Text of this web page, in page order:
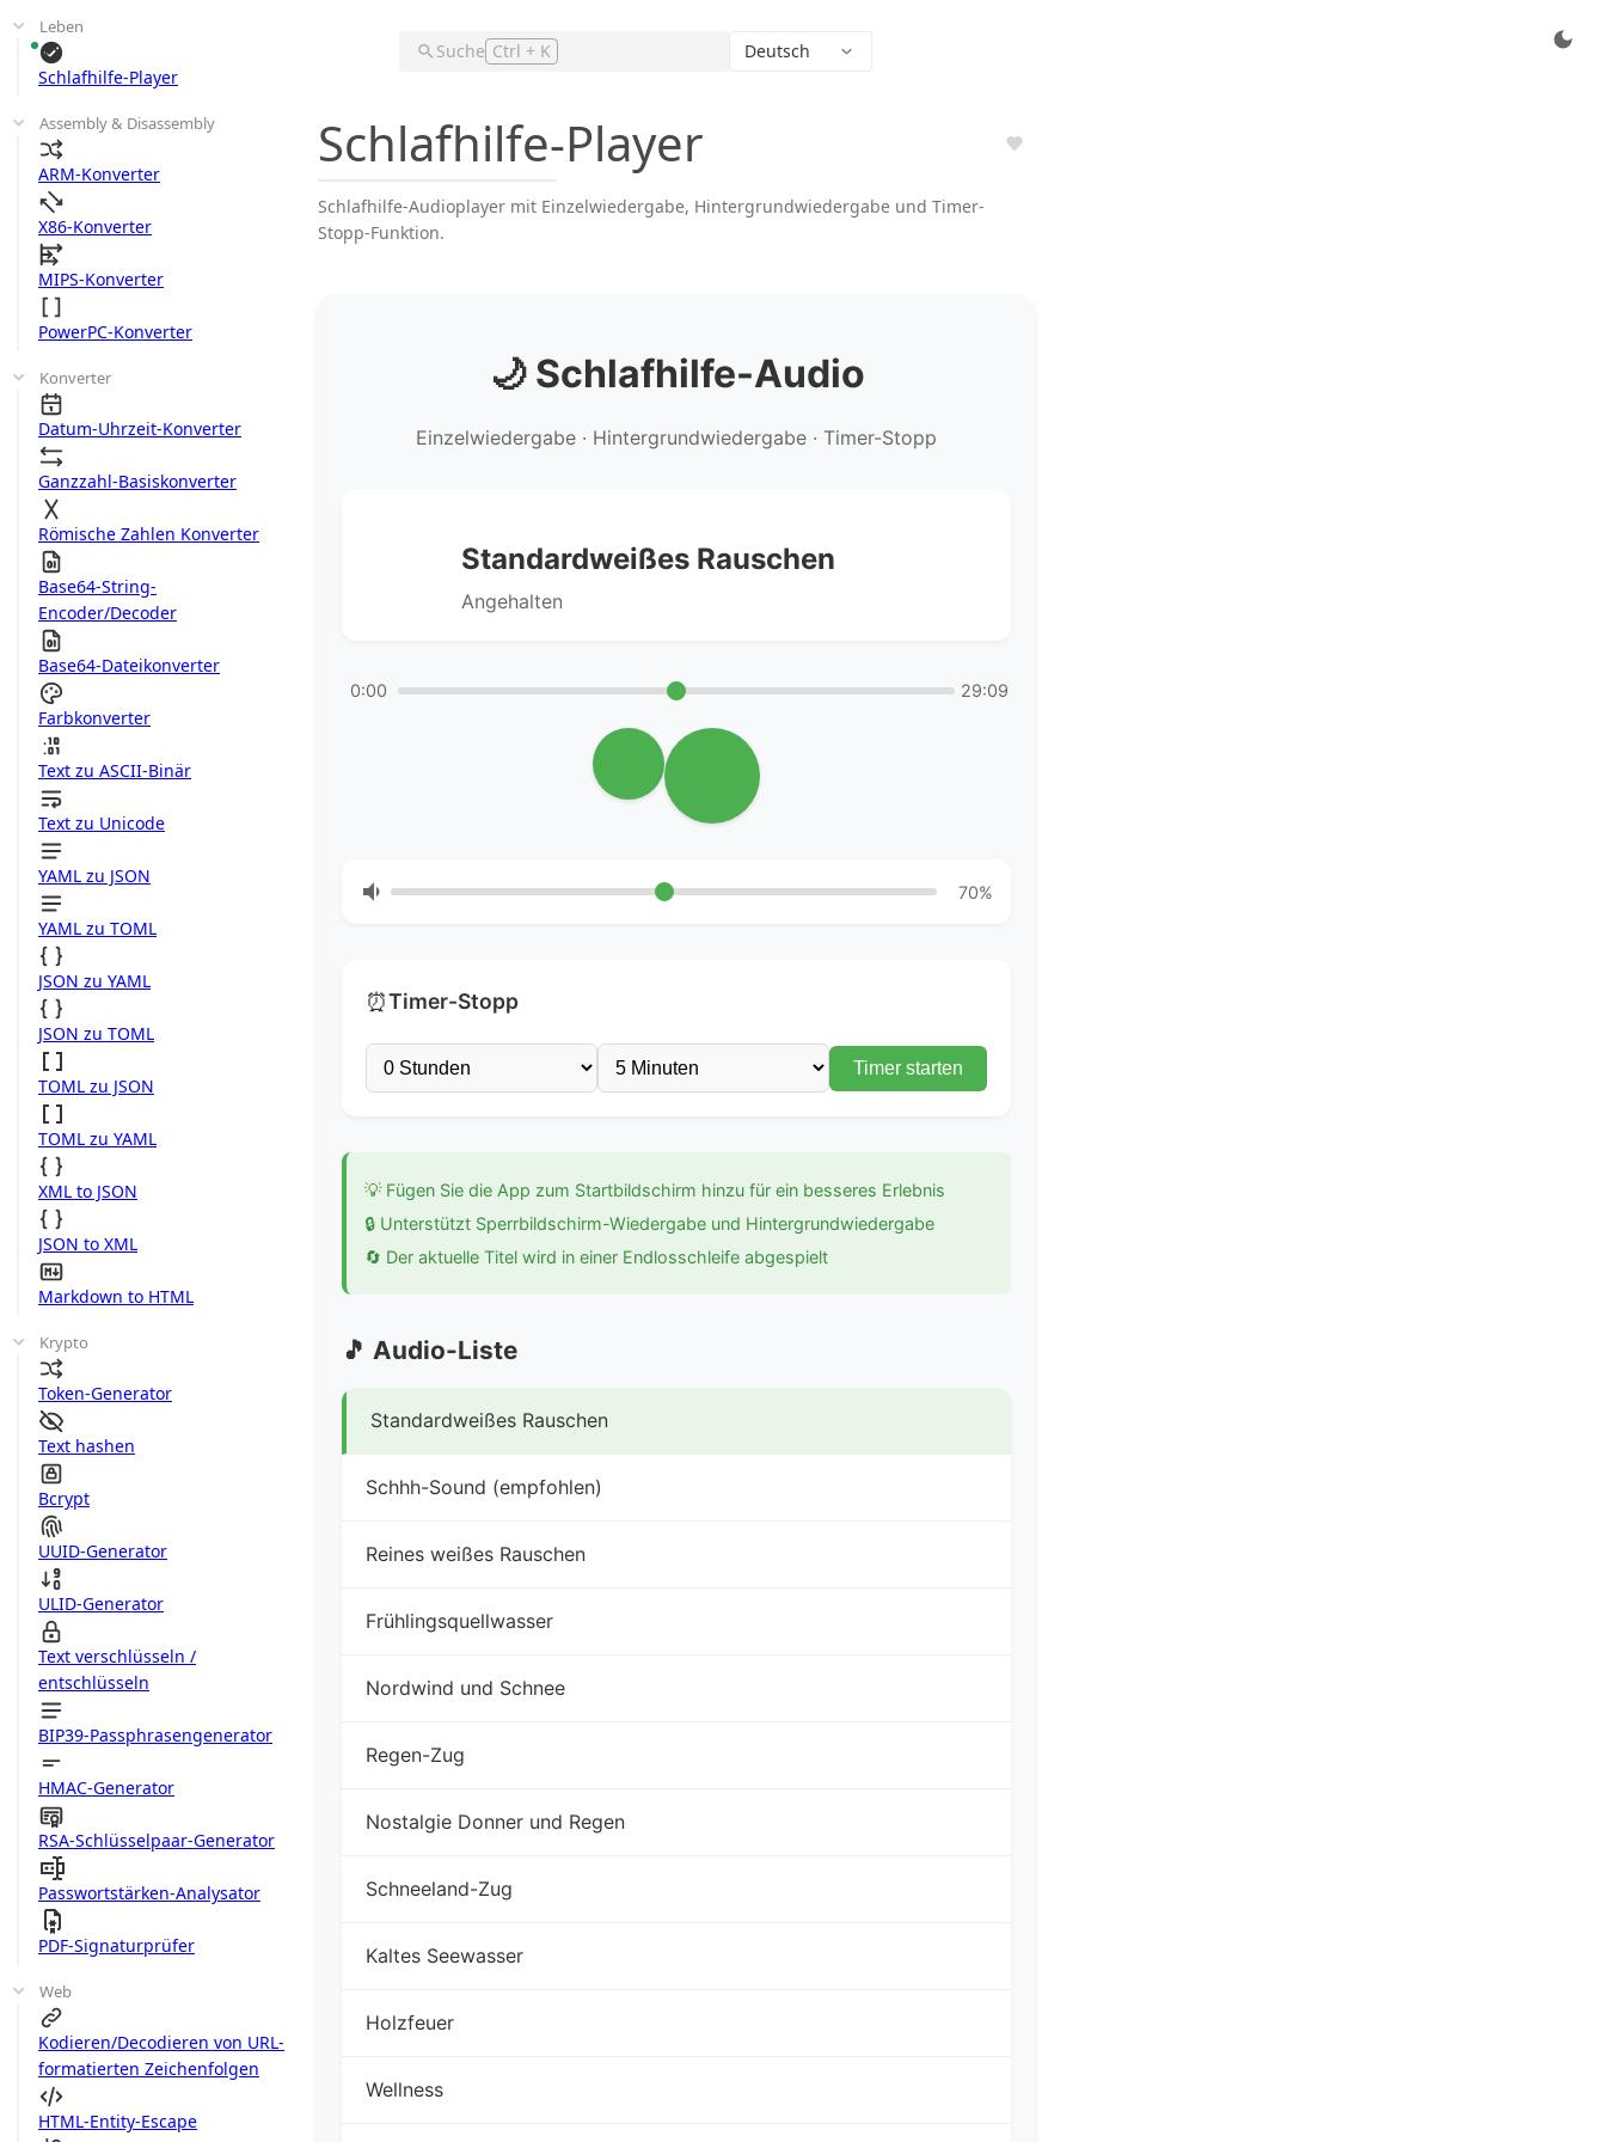
Leben
Schlafhilfe-Player
Assembly & Disassembly
ARM-Konverter
X86-Konverter
MIPS-Konverter
PowerPC-Konverter
Konverter
Datum-Uhrzeit-Konverter
Ganzzahl-Basiskonverter
Römische Zahlen Konverter
Base64-String-
Encoder/Decoder
Base64-Dateikonverter
Farbkonverter
Text zu ASCII-Binär
Text zu Unicode
YAML zu JSON
YAML zu TOML
JSON zu YAML
JSON zu TOML
TOML zu JSON
TOML zu YAML
XML to JSON
JSON to XML
Markdown to HTML
Krypto
Token-Generator
Text hashen
Bcrypt
UUID-Generator
ULID-Generator
Text verschlüsseln /
entschlüsseln
BIP39-Passphrasengenerator
HMAC-Generator
RSA-Schlüsselpaar-Generator
Passwortstärken-Analysator
PDF-Signaturprüfer
Web
Kodieren/Decodieren von URL-
formatierten Zeichenfolgen
HTML-Entity-Escape
Suche Ctrl + K Deutsch
Schlafhilfe-Player
Schlafhilfe-Audioplayer mit Einzelwiedergabe, Hintergrundwiedergabe und Timer-
Stopp-Funktion.
🌙 Schlafhilfe-Audio
Einzelwiedergabe · Hintergrundwiedergabe · Timer-Stopp
Standardweißes Rauschen
Angehalten
0:00 29:09
70%
⏰Timer-Stopp
Timer starten
💡 Fügen Sie die App zum Startbildschirm hinzu für ein besseres Erlebnis
🔒 Unterstützt Sperrbildschirm-Wiedergabe und Hintergrundwiedergabe
🔄 Der aktuelle Titel wird in einer Endlosschleife abgespielt
🎵 Audio-Liste
Standardweißes Rauschen
Schhh-Sound (empfohlen)
Reines weißes Rauschen
Frühlingsquellwasser
Nordwind und Schnee
Regen-Zug
Nostalgie Donner und Regen
Schneeland-Zug
Kaltes Seewasser
Holzfeuer
Wellness